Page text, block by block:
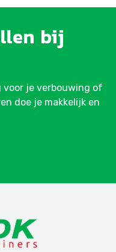
bij
voor je verbouwing of
doe je makkelijk en